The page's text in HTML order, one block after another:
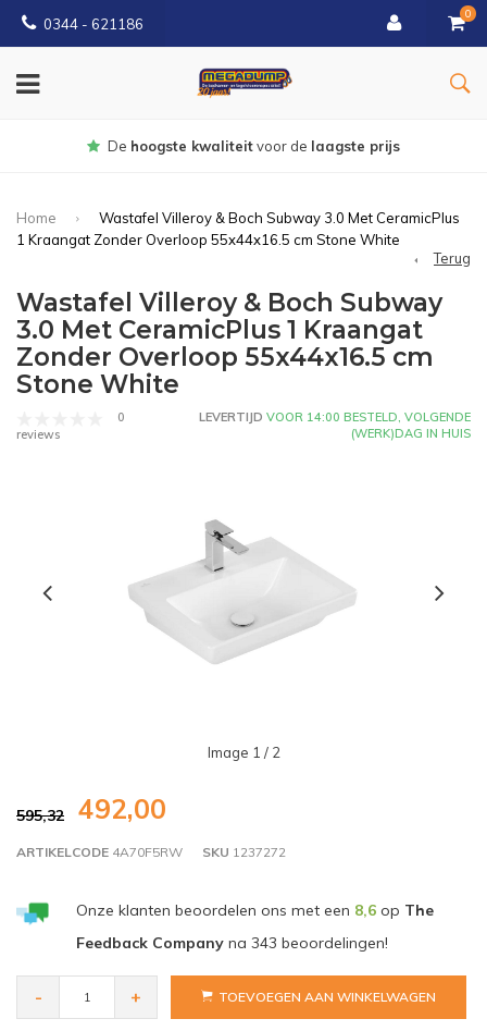
0344 - 621186
0
Gratisbezorgd vanaf € 150
Home
Wastafel Villeroy & Boch Subway 3.0 Met CeramicPlus
1 Kraangat Zonder Overloop 55x44x16.5 cm Stone White
Terug
Wastafel Villeroy & Boch Subway
3.0 Met CeramicPlus 1 Kraangat
Zonder Overloop 55x44x16.5 cm
Stone White
0
reviews
LEVERTIJD VOOR 14:00 BESTELD, VOLGENDE
(WERK)DAG IN HUIS
Image 1 / 2
595,32 492,00
ARTIKELCODE 4A70F5RW SKU 1237272
Onze klanten beoordelen ons met een 8,6op The
Feedback Companyna 343 beoordelingen!
- + TOEVOEGEN AAN WINKELWAGEN